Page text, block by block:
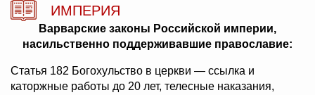
ИМПЕРИЯ
Варварские законы Российской империи,
насильственно поддерживавшие православие:
Статья 182 Богохульство в церкви — ссылка и
каторжные работы до 20 лет, телесные наказания,